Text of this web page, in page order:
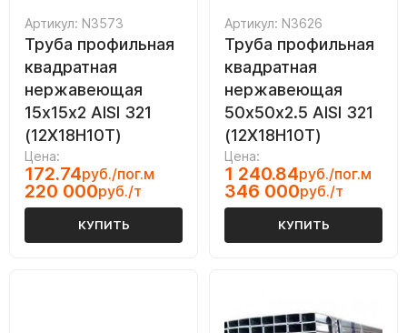
Артикул: N3573
Труба профильная
квадратная
нержавеющая
15х15х2 AISI 321
(12Х18Н10Т)
Цена:
172.74руб./пог.м
220 000руб./т
КУПИТЬ
Артикул: N3626
Труба профильная
квадратная
нержавеющая
50х50х2.5 AISI 321
(12Х18Н10Т)
Цена:
1 240.84руб./пог.м
346 000руб./т
КУПИТЬ